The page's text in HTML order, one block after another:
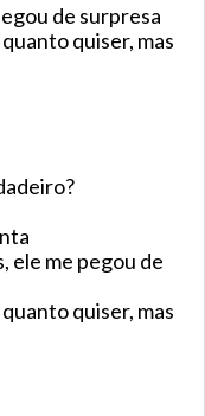
de surpresa
quiser, mas
ele me pegou de
quiser, mas